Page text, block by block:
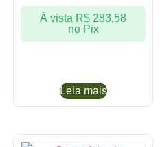
À vista R$ 283,58
no Pix
Leia mais